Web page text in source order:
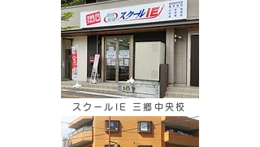
スクールIE 三郷中央校